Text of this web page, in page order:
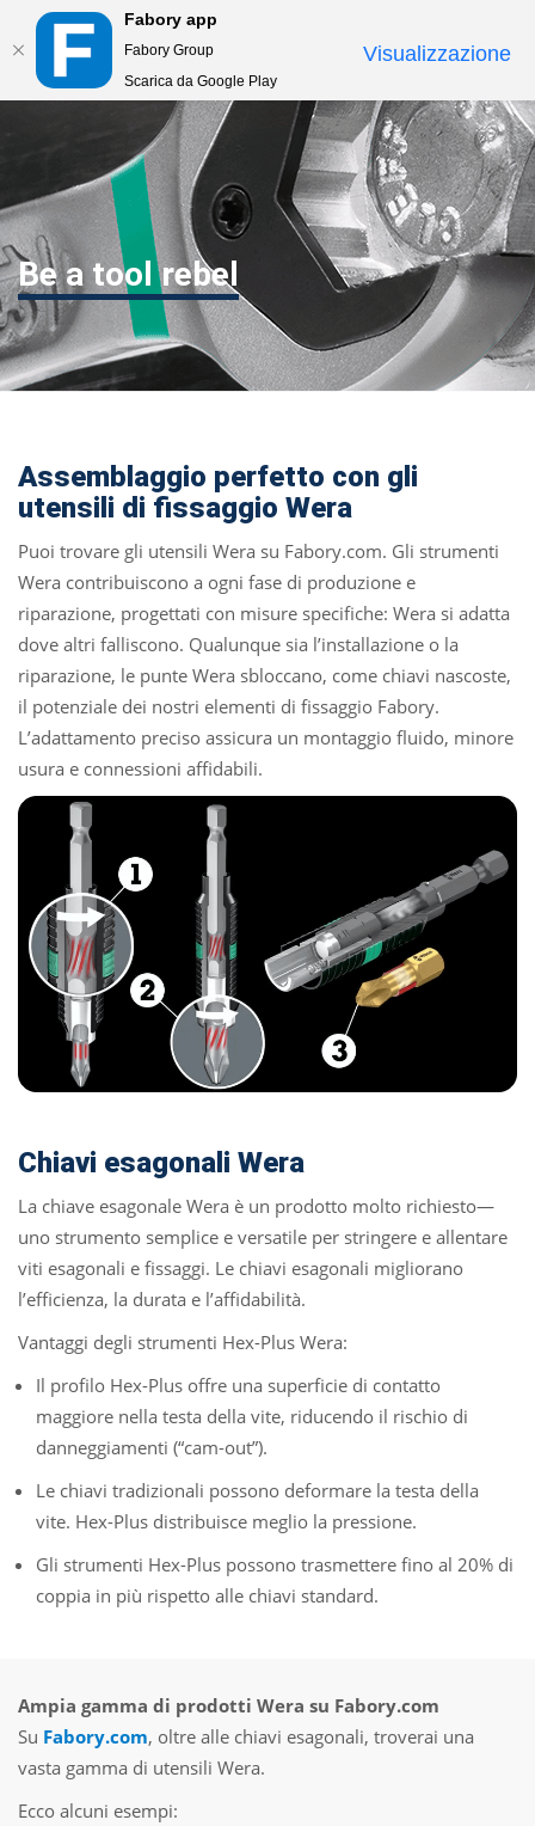
Fabory app
Fabory Group
Scarica da Google Play
Visualizzazione
text.skipToNavigation
Be a tool rebel
Assemblaggio perfetto con gli
utensili di fissaggio Wera
Puoi trovare gli utensili Wera su Fabory.com. Gli strumenti
Wera contribuiscono a ogni fase di produzione e
riparazione, progettati con misure specifiche: Wera si adatta
dove altri falliscono. Qualunque sia l’installazione o la
riparazione, le punte Wera sbloccano, come chiavi nascoste,
il potenziale dei nostri elementi di fissaggio Fabory.
L’adattamento preciso assicura un montaggio fluido, minore
usura e connessioni affidabili.
Chiavi esagonali Wera
La chiave esagonale Wera è un prodotto molto richiesto—
uno strumento semplice e versatile per stringere e allentare
viti esagonali e fissaggi. Le chiavi esagonali migliorano
l’efficienza, la durata e l’affidabilità.
Vantaggi degli strumenti Hex-Plus Wera:
Il profilo Hex-Plus offre una superficie di contatto
maggiore nella testa della vite, riducendo il rischio di
danneggiamenti (“cam-out”).
Le chiavi tradizionali possono deformare la testa della
vite. Hex-Plus distribuisce meglio la pressione.
Gli strumenti Hex-Plus possono trasmettere fino al 20% di
coppia in più rispetto alle chiavi standard.
Ampia gamma di prodotti Wera su Fabory.com
Su Fabory.com, oltre alle chiavi esagonali, troverai una
vasta gamma di utensili Wera.
Ecco alcuni esempi: